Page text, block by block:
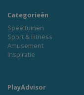
Categorieën
Speeltuinen
Sport & Fitness
Amusement
Inspiratie
PlayAdvisor